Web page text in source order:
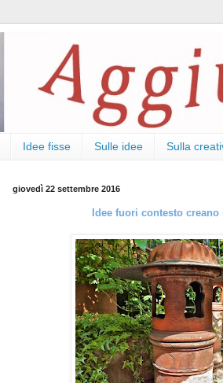
Idee fisse Sulle idee Sulla
giovedì 22 settembre 2016
Idee fuori contesto